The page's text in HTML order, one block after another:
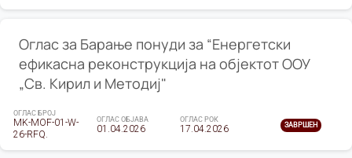
Оглас за Барање понуди за “Енергетски
ефикасна реконструкција на објектот ООУ
„Св. Кирил и Методиј"
ОГЛАС БРОЈ
MK-MOF-01-W-
26-RFQ.
ОГЛАС ОБЈАВА
01.04.2026
ОГЛАС РОК
17.04.2026 ЗАВРШЕН